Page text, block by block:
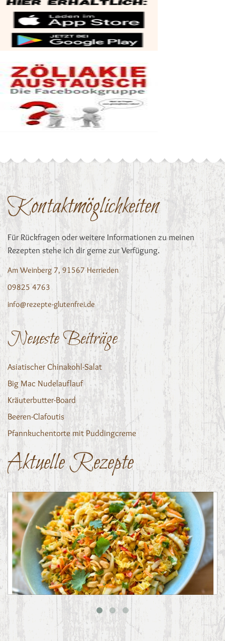
Kontaktmöglichkeiten
Für Rückfragen oder weitere Informationen zu meinen
Rezepten stehe ich dir gerne zur Verfügung.
Am Weinberg 7, 91567 Herrieden
09825 4763
info@rezepte-glutenfrei.de
Neueste Beiträge
Asiatischer Chinakohl-Salat
Big Mac Nudelauflauf
Kräuterbutter-Board
Beeren-Clafoutis
Pfannkuchentorte mit Puddingcreme
Aktuelle Rezepte
Asiatischer Chinakohl-Salat